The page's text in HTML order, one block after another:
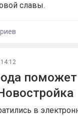
славы.
14:12
в